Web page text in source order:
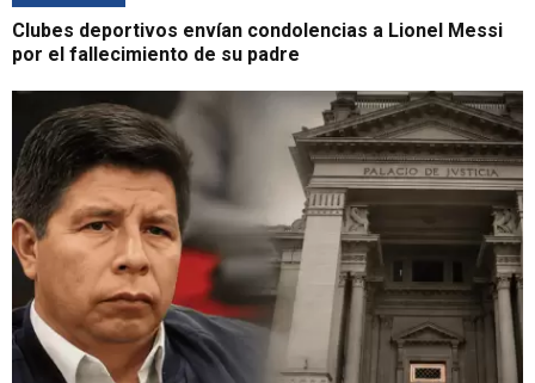
Clubes deportivos envían condolencias a Lionel Messi
por el fallecimiento de su padre